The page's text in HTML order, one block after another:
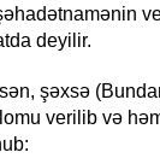
deyilir.
şəxsə
verilib və